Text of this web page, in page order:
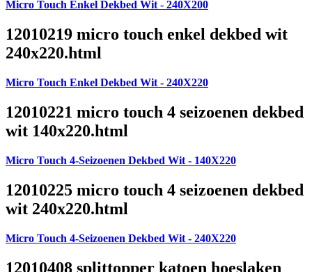
Micro Touch Enkel Dekbed Wit - 240X200
12010219 micro touch enkel dekbed wit
240x220.html
Micro Touch Enkel Dekbed Wit - 240X220
12010221 micro touch 4 seizoenen dekbed
wit 140x220.html
Micro Touch 4-Seizoenen Dekbed Wit - 140X220
12010225 micro touch 4 seizoenen dekbed
wit 240x220.html
Micro Touch 4-Seizoenen Dekbed Wit - 240X220
12010408 splittopper katoen hoeslaken